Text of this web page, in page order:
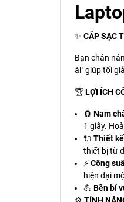
✨ CÁP SẠC
Bạn chán
ái" giúp tối
🏆LỢI ÍCH
🧲 Nam
1 giây.
🔌 Thiết
thiết bị từ
⚡Công
hiện đại
💪 Bền bỉ
⚙️ TÍNH